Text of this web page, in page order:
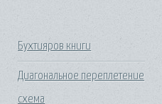
Бухтияров книги
Диагональное переплетение
схема